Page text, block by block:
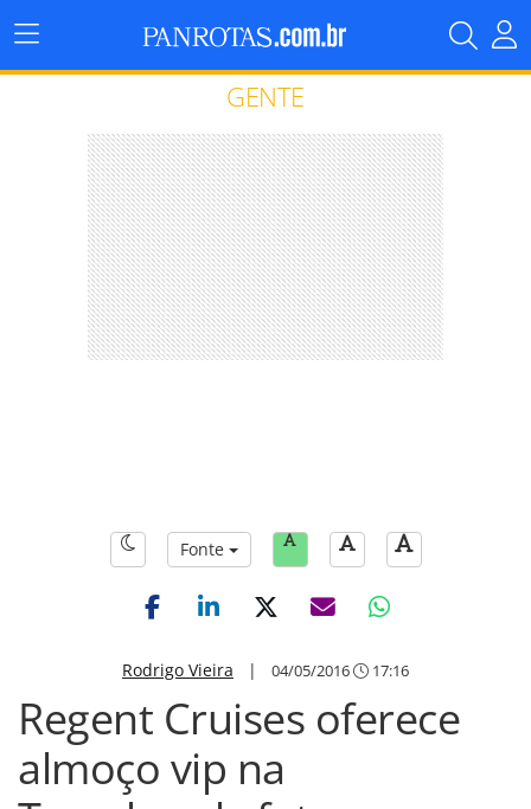
Menu
Principal
GENTE
Fonte
Rodrigo Vieira | 04/05/2016 17:16
Regent Cruises oferece
almoço vip na